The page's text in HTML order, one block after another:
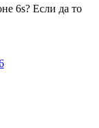
6s? Если да то